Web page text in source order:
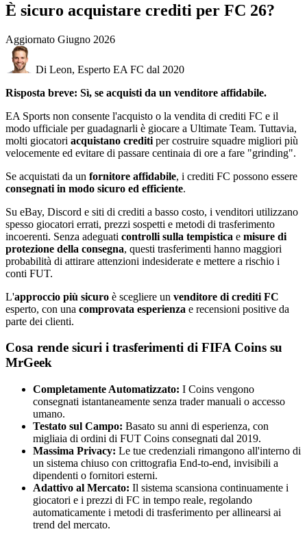
È sicuro acquistare crediti per FC 26?
Aggiornato Giugno 2026
Di Leon, Esperto EA FC dal 2020
Risposta breve: Sì, se acquisti da un venditore affidabile.
EA Sports non consente l'acquisto o la vendita di crediti FC e il
modo ufficiale per guadagnarli è giocare a Ultimate Team. Tuttavia,
molti giocatori acquistano crediti per costruire squadre migliori più
velocemente ed evitare di passare centinaia di ore a fare "grinding".
Se acquistati da un fornitore affidabile, i crediti FC possono essere
consegnati in modo sicuro ed efficiente.
Su eBay, Discord e siti di crediti a basso costo, i venditori utilizzano
spesso giocatori errati, prezzi sospetti e metodi di trasferimento
incoerenti. Senza adeguati controlli sulla tempistica e misure di
protezione della consegna, questi trasferimenti hanno maggiori
probabilità di attirare attenzioni indesiderate e mettere a rischio i
conti FUT.
L'approccio più sicuro è scegliere un venditore di crediti FC
esperto, con una comprovata esperienza e recensioni positive da
parte dei clienti.
Cosa rende sicuri i trasferimenti di FIFA Coins su
MrGeek
Completamente Automatizzato: I Coins vengono
consegnati istantaneamente senza trader manuali o accesso
umano.
Testato sul Campo: Basato su anni di esperienza, con
migliaia di ordini di FUT Coins consegnati dal 2019.
Massima Privacy: Le tue credenziali rimangono all'interno di
un sistema chiuso con crittografia End-to-end, invisibili a
dipendenti o fornitori esterni.
Adattivo al Mercato: Il sistema scansiona continuamente i
giocatori e i prezzi di FC in tempo reale, regolando
automaticamente i metodi di trasferimento per allinearsi ai
trend del mercato.